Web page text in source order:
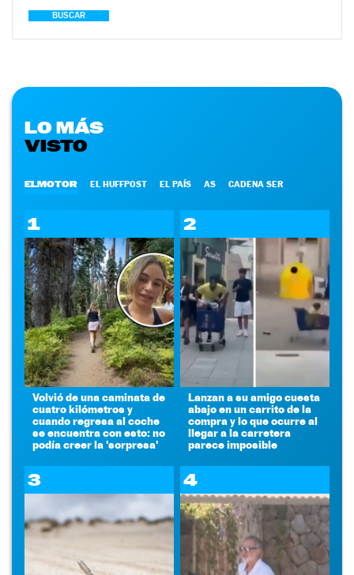
BUSCAR
LO MÁS
VISTO
ELMOTOR EL HUFFPOST EL PAÍS AS CADENA SER
1
Volvió de una caminata de
cuatro kilómetros y
cuando regresa al coche
se encuentra con esto: no
podía creer la 'sorpresa'
2
Lanzan a su amigo cuesta
abajo en un carrito de la
compra y lo que ocurre al
llegar a la carretera
parece imposible
3 4